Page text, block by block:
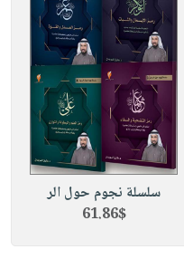
سلسلة نجوم حول الر
61.86$